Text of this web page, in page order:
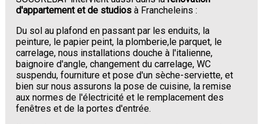
d'appartement et de studios à Francheleins :
Du sol au plafond en passant par les enduits, la
peinture, le papier peint, la plomberie,le parquet, le
carrelage, nous installations douche à l'italienne,
baignoire d'angle, changement du carrelage, WC
suspendu, fourniture et pose d'un sèche-serviette, et
bien sur nous assurons la pose de cuisine, la remise
aux normes de l'électricité et le remplacement des
fenêtres et de la portes d'entrée.